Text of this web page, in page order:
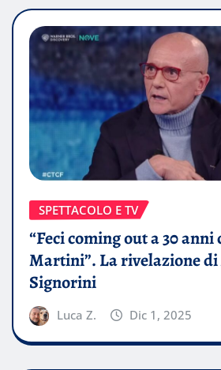
SPETTACOLO E TV
“Feci coming out a 30
Martini”. La rivelazione
Signorini
Luca Z. Dic 1, 2025